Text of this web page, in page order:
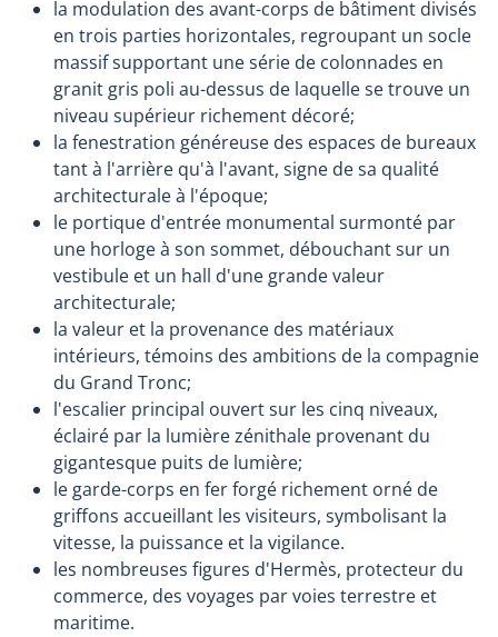
la modulation des avant-corps de bâtiment divisés
en trois parties horizontales, regroupant un socle
massif supportant une série de colonnades en
granit gris poli au-dessus de laquelle se trouve un
niveau supérieur richement décoré;
la fenestration généreuse des espaces de bureaux
tant à l'arrière qu'à l'avant, signe de sa qualité
architecturale à l'époque;
le portique d'entrée monumental surmonté par
une horloge à son sommet, débouchant sur un
vestibule et un hall d'une grande valeur
architecturale;
la valeur et la provenance des matériaux
intérieurs, témoins des ambitions de la compagnie
du Grand Tronc;
l'escalier principal ouvert sur les cinq niveaux,
éclairé par la lumière zénithale provenant du
gigantesque puits de lumière;
le garde-corps en fer forgé richement orné de
griffons accueillant les visiteurs, symbolisant la
vitesse, la puissance et la vigilance.
les nombreuses figures d'Hermès, protecteur du
commerce, des voyages par voies terrestre et
maritime.